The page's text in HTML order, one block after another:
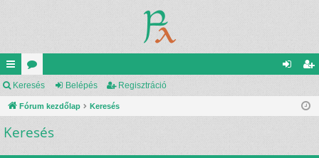
yo
rs
lin
ór
u
m
is
Keresés Belépés Regisztráció
Fórum kezdőlap Keresés
Keresés